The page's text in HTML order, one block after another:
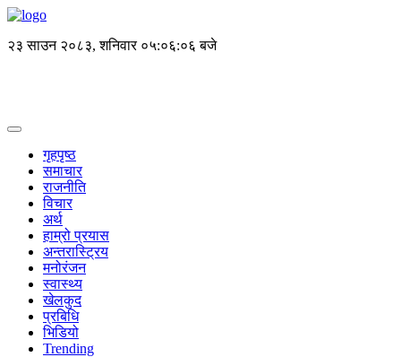
२३ साउन २०८३, शनिवार ०५:०६:०६ बजे
गृहपृष्ठ
समाचार
राजनीति
विचार
अर्थ
हाम्रो प्रयास
अन्तरास्ट्रिय
मनोरंजन
स्वास्थ्य
खेलकुद
प्रबिधि
भिडियो
Trending